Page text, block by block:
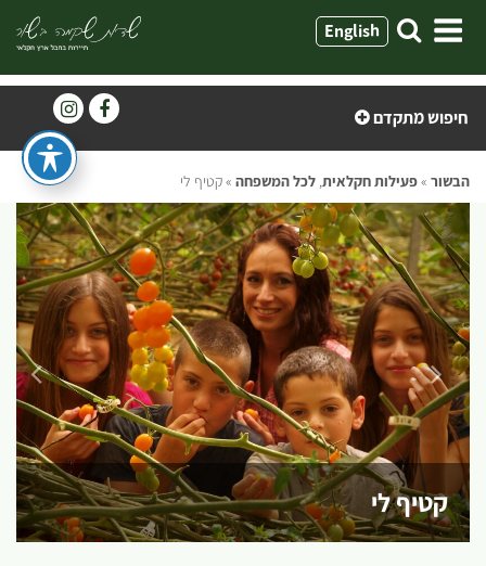
לתוכן
English
חיפוש מתקדם
הבשור »פעילות חקלאית, לכל המשפחה »קטיף לי
קטיף לי